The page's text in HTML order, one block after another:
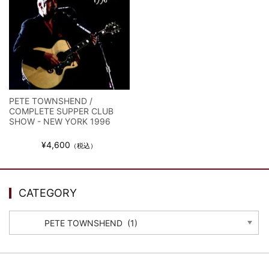
*NEW RELEASE (最新約3ヶ月)
メガデス / 2023年8月4日 ドイツ W.O.A. 公演 FHD 完全収録！
*NEW RELEASE (最新約3ヶ月)
ユーライア・ヒープ / 2023年8月3日 ドイツ W.O.A. 公演 FHD 完
全収録！
*NEW RELEASE (最新約3ヶ月)
ジャーニー / 1979年5月8+9日 コロラド州 2公演 SBD 完全収録！
*NEW RELEASE (最新約3ヶ月)
NGHFB / 2024年7月28日 フジロック’24公演 超高音質AI-SBD！
ウォーニング / 2024年4月22日 英リーズ公演 超高音質
ビリー・ジョエル / 2024年3月24日 100Aniv. 米M.S.G公演 完全
収録！
2024.6.24
リアム・ギャラガー / 2024年6月3日 カーディフ公演 IEM/AUD 完
PETE TOWNSHEND /
COMPLETE SUPPER CLUB
SHOW - NEW YORK 1996
¥4,600 （税込）
CATEGORY